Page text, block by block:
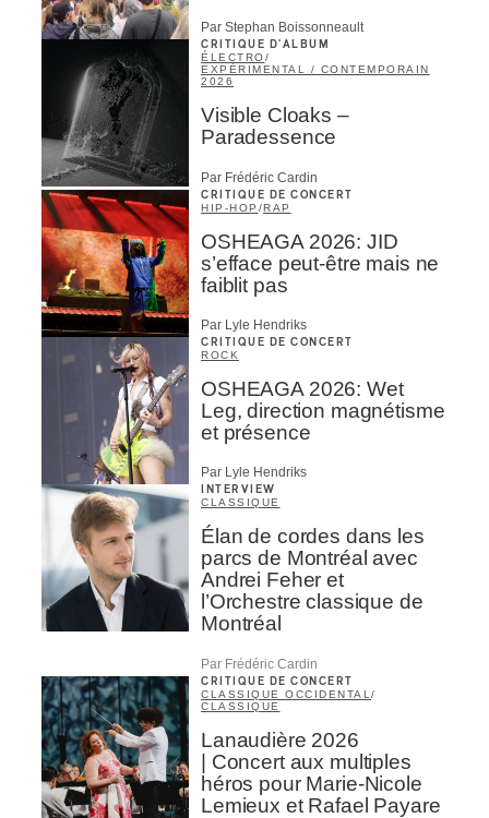
Par Stephan Boissonneault
CRITIQUE D'ALBUM
ÉLECTRO/
EXPÉRIMENTAL / CONTEMPORAIN
2026
Visible Cloaks –
Paradessence
Par Frédéric Cardin
CRITIQUE DE CONCERT
HIP-HOP /RAP
OSHEAGA 2026: JID
s’efface peut-être mais ne
faiblit pas
Par Lyle Hendriks
CRITIQUE DE CONCERT
ROCK
OSHEAGA 2026: Wet
Leg, direction magnétisme
et présence
Par Lyle Hendriks
INTERVIEW
CLASSIQUE
Élan de cordes dans les
parcs de Montréal avec
Andrei Feher et
l’Orchestre classique de
Montréal
Par Frédéric Cardin
CRITIQUE DE CONCERT
CLASSIQUE OCCIDENTAL /
CLASSIQUE
Lanaudière 2026
| Concert aux multiples
héros pour Marie-Nicole
Lemieux et Rafael Payare